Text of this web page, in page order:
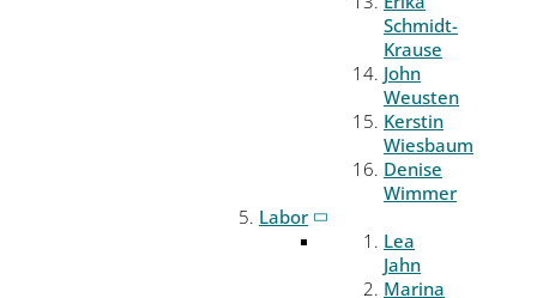
Schmidt-
Krause
John
Weusten
Kerstin
Wiesbaum
Denise
Wimmer
Labor
Lea
Jahn
Marina